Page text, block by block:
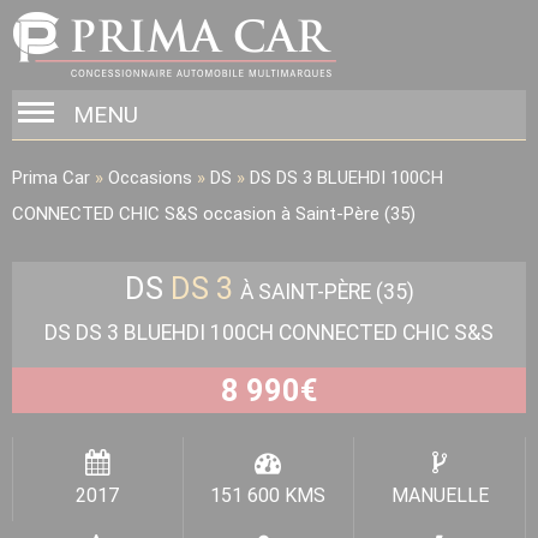
MENU
Prima Car » Occasions » DS » DS DS 3 BLUEHDI 100CH
CONNECTED CHIC S&S occasion à Saint-Père (35)
DS DS 3 À SAINT-PÈRE (35)
DS DS 3 BLUEHDI 100CH CONNECTED CHIC S&S
8 990€
2017 151 600 KMS MANUELLE